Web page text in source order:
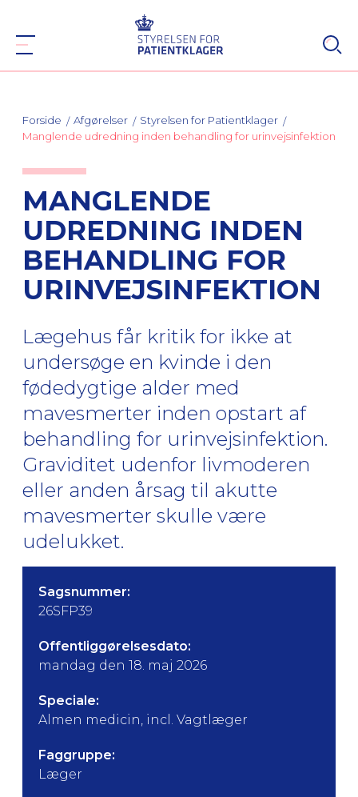
Forside Afgørelser
Styrelsen for Patientklager
Manglende udredning inden behandling for urinvejsinfektion
MANGLENDE
UDREDNING INDEN
BEHANDLING FOR
URINVEJSINFEKTION
Lægehus får kritik for ikke at
undersøge en kvinde i den
fødedygtige alder med
mavesmerter inden opstart af
behandling for urinvejsinfektion.
Graviditet udenfor livmoderen
eller anden årsag til akutte
mavesmerter skulle være
udelukket.
Sagsnummer:
26SFP39
Offentliggørelsesdato:
mandag den 18. maj 2026
Speciale:
Almen medicin, incl. Vagtlæger
Faggruppe:
Læger